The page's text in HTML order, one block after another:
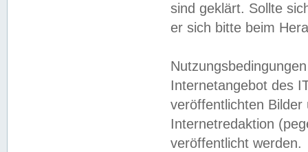
sind geklärt. Sollte
er sich bitte beim
Internetangebot des
veröffentlichten
Internetredaktion
veröffentlicht werden.